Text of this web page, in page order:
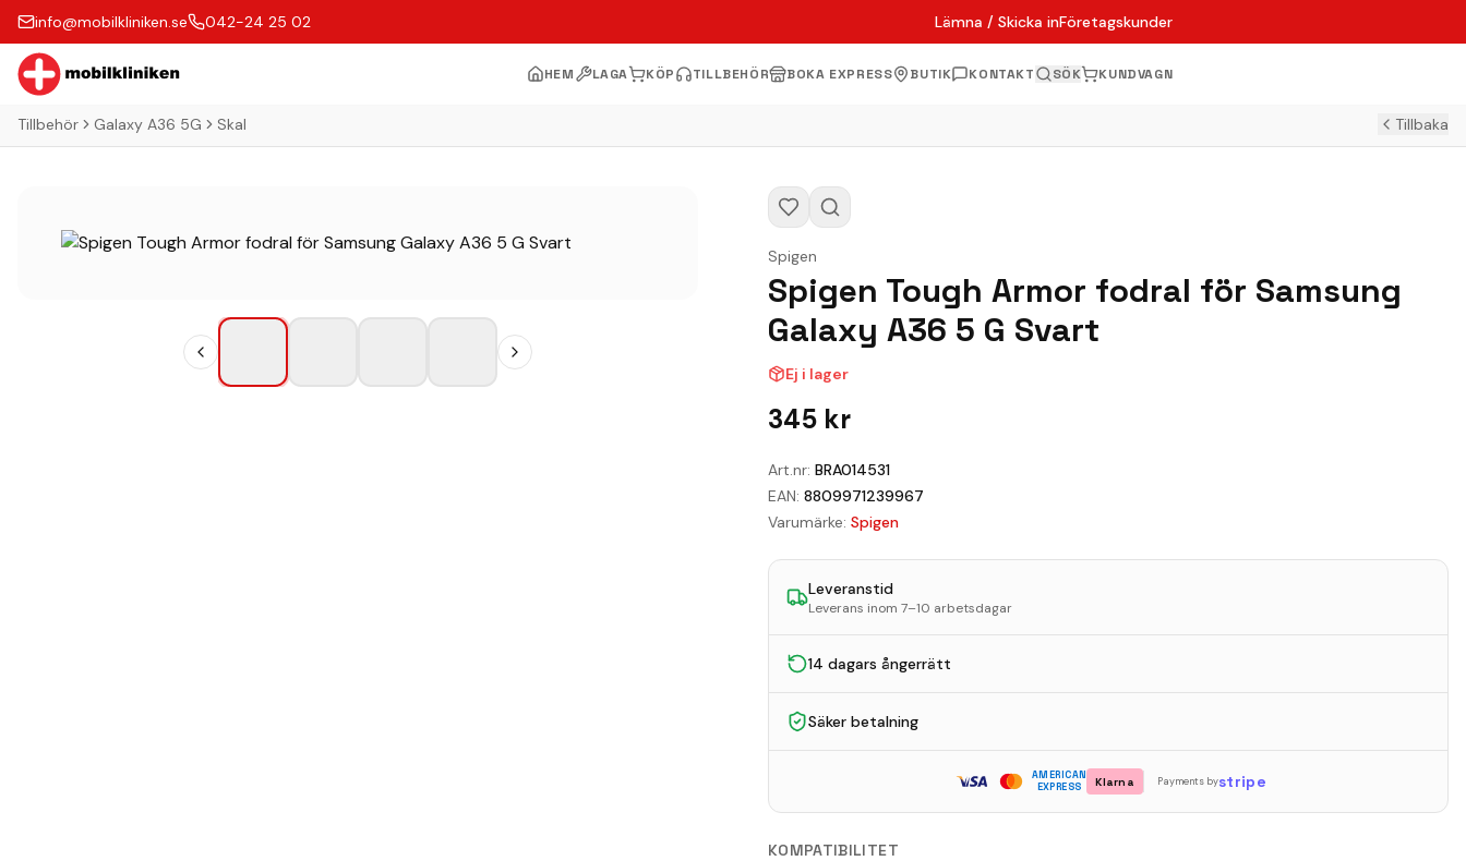
info@mobilkliniken.se 042-24 25 02 Lämna / Skicka inFöretagskunder
HEM LAGA KÖP TILLBEHÖR BOKA EXPRESS BUTIK KONTAKT SÖK KUNDVAGN
Tillbehör Galaxy A36 5G Skal Tillbaka
Spigen
Spigen Tough Armor fodral för Samsung
Galaxy A36 5 G Svart
Ej i lager
345 kr
Art.nr: BRA014531
EAN: 8809971239967
Varumärke: Spigen
Leveranstid
Leverans inom 7–10 arbetsdagar
14 dagars ångerrätt
Säker betalning
AMERICAN
EXPRESS
Klarna Payments bystripe
KOMPATIBILITET